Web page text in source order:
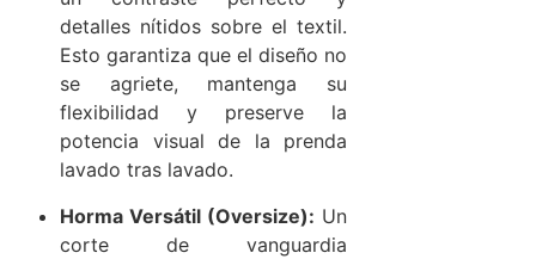
detalles nítidos sobre el textil.
Esto garantiza que el diseño no
se agriete, mantenga su
flexibilidad y preserve la
potencia visual de la prenda
lavado tras lavado.
Horma Versátil (Oversize): Un
corte de vanguardia